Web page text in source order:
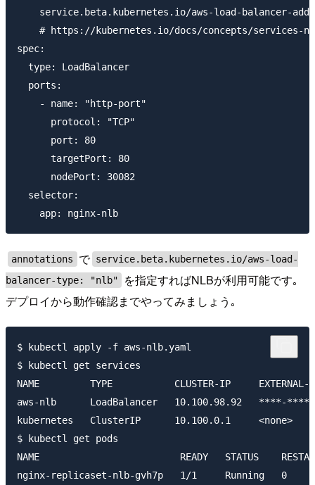
service.beta.kubernetes.io/aws-load-balancer-
# https://kubernetes.io/docs/concepts/services-
spec:
  type: LoadBalancer
  ports:
    - name: "http-port"
      protocol: "TCP"
      port: 80
      targetPort: 80
      nodePort: 30082
  selector:
annotations で service.beta.kubernetes.io/aws-load-
balancer-type: "nlb"
を指定すればNLBが利用可能です｡
デプロイから動作確認までやってみましょう｡
$ kubectl apply -f aws-nlb.yaml
$ kubectl get services
NAME         TYPE           CLUSTER-IP
aws-nlb      LoadBalancer   10.100.98.92   ****-
kubernetes   ClusterIP      10.100.0.1
$ kubectl get pods
NAME                         READY   STATUS
nginx-replicaset-nlb-gvh7p   1/1     Running   0